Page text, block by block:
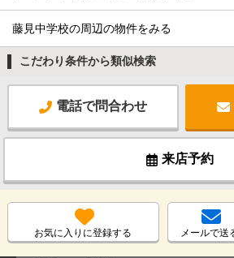
藤見中学校の周辺の物件をみる
こだわり条件から類似検索
電話で問合わせ
来店予約
お気に入りに登録する メールで送